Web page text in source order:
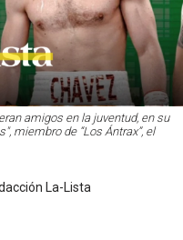
amigos en la juventud, en su
miembro de “Los Ántrax”, el
La-Lista